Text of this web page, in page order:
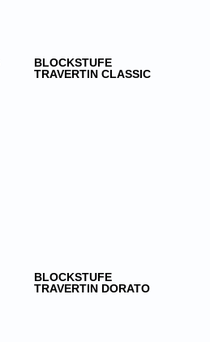
BLOCKSTUFE
TRAVERTIN CLASSIC
BLOCKSTUFE
TRAVERTIN DORATO